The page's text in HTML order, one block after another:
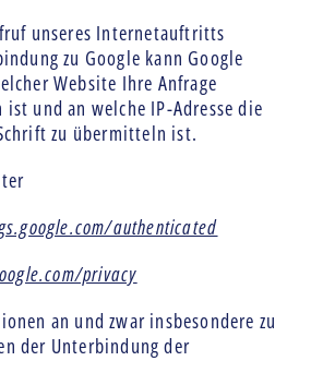
unseres Internetauftritts
zu Google kann Google
Website Ihre Anfrage
ist und an welche IP-Adresse die
zu übermitteln ist.
authenticated
privacy
an und zwar insbesondere zu
der Unterbindung der